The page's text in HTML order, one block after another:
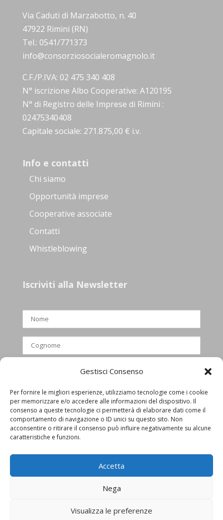
Gestisci Consenso
Per fornire le migliori esperienze, utilizziamo tecnologie come i cookie
per memorizzare e/o accedere alle informazioni del dispositivo. Il
consenso a queste tecnologie ci permetterà di elaborare dati come il
comportamento di navigazione o ID unici su questo sito. Non
acconsentire o ritirare il consenso può influire negativamente su alcune
caratteristiche e funzioni.
Accetta
Nega
Visualizza le preferenze
Via Caduti di Marzabotto, n. 40
47922 Rimini (RN)
Tel.: 0541/771373
info@consorziosocialeromagnolo.it
C.F./P.IVA: 02 475 340 408
N° iscrizione Albo Cooperative: A120195
N° di Registro delle Imprese di Rimini :
02475340408
Capitale sociale: 271.875,00 € i.v.
Info e contatti
Chi siamo
Opportunità imprese
Cooperative associate
Contatti
Whistleblowing
Iscriviti alla Newsletter
Ho letto e accettato l’informativa
privacy